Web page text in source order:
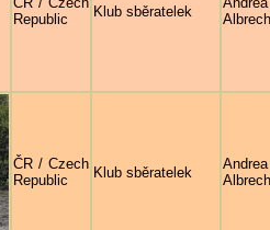
Republic
Klub sběratelek
ČR / Czech
Republic
Klub sběratelek
Andrea